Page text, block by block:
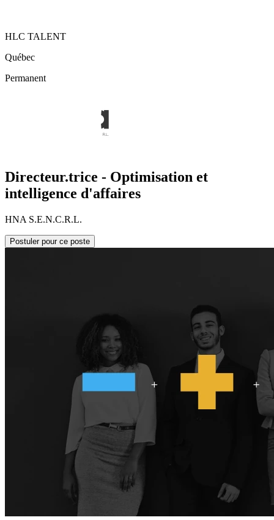
HLC TALENT
Québec
Permanent
Directeur.trice - Optimisation et
intelligence d'affaires
HNA S.E.N.C.R.L.
Postuler pour ce poste